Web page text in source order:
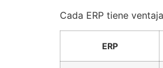
Cada ERP tiene
ERP